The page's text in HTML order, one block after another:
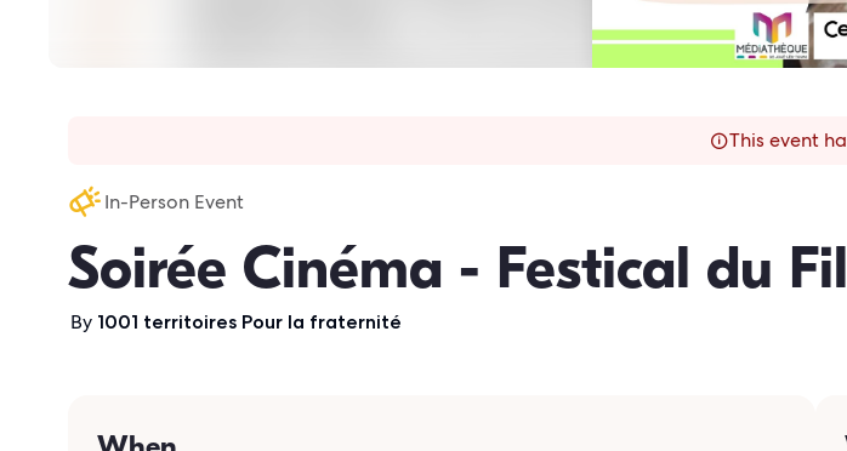
This event
In-Person Event
Soirée Cinéma - Festical du
By 1001 territoires Pour la fraternité